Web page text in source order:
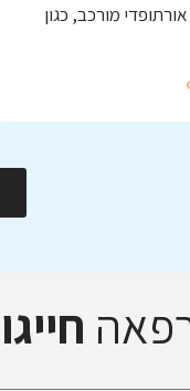
מורכב, כגון
חייגו